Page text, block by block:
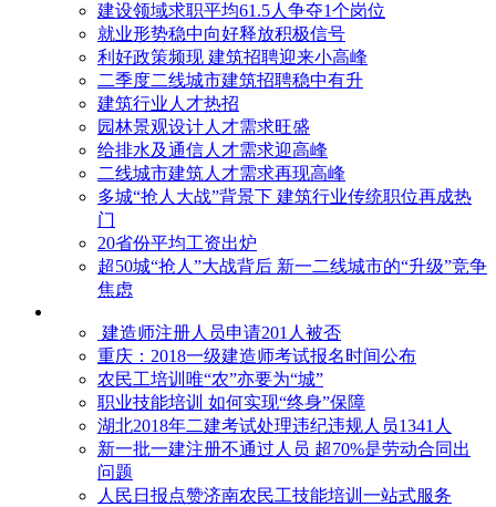
建设领域求职平均61.5人争夺1个岗位
就业形势稳中向好释放积极信号
利好政策频现 建筑招聘迎来小高峰
二季度二线城市建筑招聘稳中有升
建筑行业人才热招
园林景观设计人才需求旺盛
给排水及通信人才需求迎高峰
二线城市建筑人才需求再现高峰
多城“抢人大战”背景下 建筑行业传统职位再成热
门
20省份平均工资出炉
超50城“抢人”大战背后 新一二线城市的“升级”竞争
焦虑
建造师注册人员申请201人被否
​重庆：2018一级建造师考试报名时间公布
农民工培训唯“农”亦要为“城”
职业技能培训 如何实现“终身”保障
湖北2018年二建考试处理违纪违规人员1341人
新一批一建注册不通过人员 超70%是劳动合同出
问题
人民日报点赞济南农民工技能培训一站式服务